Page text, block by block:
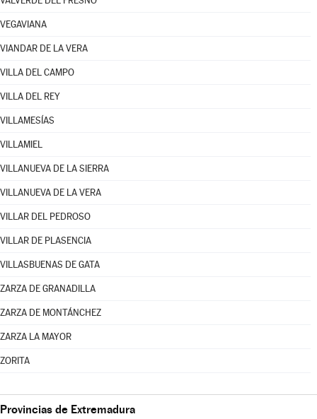
VEGAVIANA
VIANDAR DE LA VERA
VILLA DEL CAMPO
VILLA DEL REY
VILLAMESÍAS
VILLAMIEL
VILLANUEVA DE LA SIERRA
VILLANUEVA DE LA VERA
VILLAR DEL PEDROSO
VILLAR DE PLASENCIA
VILLASBUENAS DE GATA
ZARZA DE GRANADILLA
ZARZA DE MONTÁNCHEZ
ZARZA LA MAYOR
ZORITA
Provincias de Extremadura